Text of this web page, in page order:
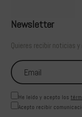
Newsletter
Quieres recibir noticias
He leído y acepto los
Acepto recibir